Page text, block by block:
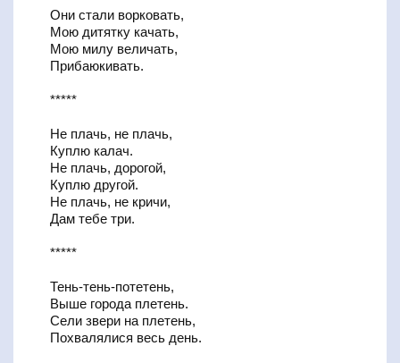
Они стали ворковать,
Мою дитятку качать,
Мою милу величать,
Прибаюкивать.
*****
Не плачь, не плачь,
Куплю калач.
Не плачь, дорогой,
Куплю другой.
Не плачь, не кричи,
Дам тебе три.
*****
Тень-тень-потетень,
Выше города плетень.
Сели звери на плетень,
Похвалялися весь день.